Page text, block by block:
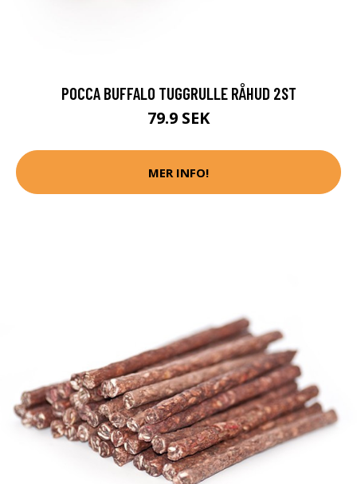
POCCA BUFFALO TUGGRULLE RÅHUD 2ST
79.9 SEK
MER INFO!